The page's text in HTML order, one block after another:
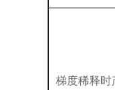
梯度稀释时